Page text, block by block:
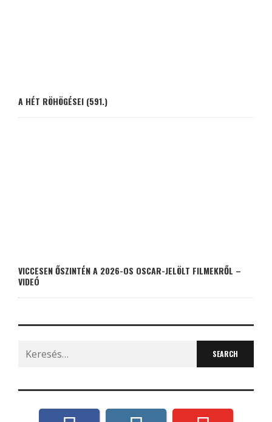
A HÉT RÖHÖGÉSEI (591.)
VICCESEN ŐSZINTÉN A 2026-OS OSCAR-JELÖLT FILMEKRŐL –
VIDEÓ
Search
for: